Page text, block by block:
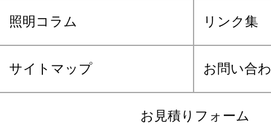
照明コラム リンク集
サイトマップ お問い合
お見積りフォーム